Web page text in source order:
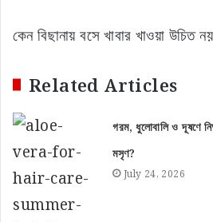
কেন বিছানায় বসে খাবার খাওয়া উচিত
Related Articles
গরম, ধুলোবালি ও দূষণে
মসৃণ?
July 24, 2026